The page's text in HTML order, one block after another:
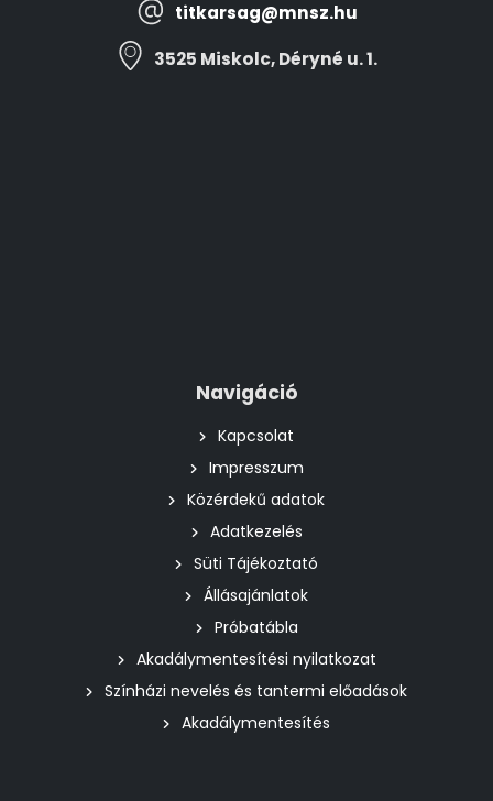
titkarsag@mnsz.hu
3525 Miskolc, Déryné u. 1.
Navigáció
Kapcsolat
Impresszum
Közérdekű adatok
Adatkezelés
Süti Tájékoztató
Állásajánlatok
Próbatábla
Akadálymentesítési nyilatkozat
Színházi nevelés és tantermi előadások
Akadálymentesítés